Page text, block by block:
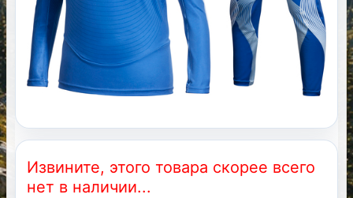
Извините, этого товара скорее всего
нет в наличии...